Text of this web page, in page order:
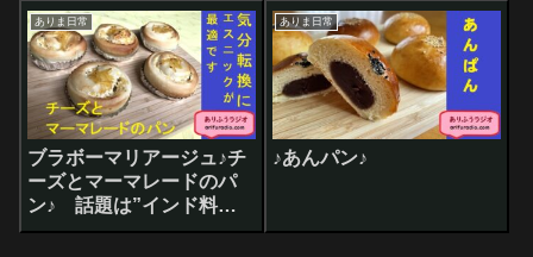
ありま日常
ブラボーマリアージュ♪チ
ーズとマーマレードのパ
ン♪ 話題は”インド料理
で気力UP”
ありま日常
♪あんパン♪